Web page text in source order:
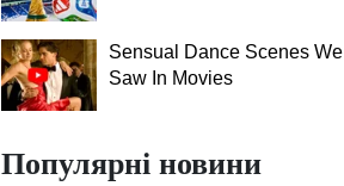
Sensual Dance Scenes We
Saw In Movies
Популярні новини